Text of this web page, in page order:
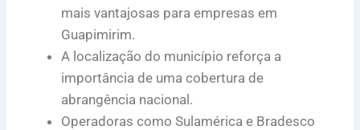
mais vantajosas para empresas em
Guapimirim.
A localização do município reforça a
importância de uma cobertura de
abrangência nacional.
Operadoras como Sulamérica e Bradesco